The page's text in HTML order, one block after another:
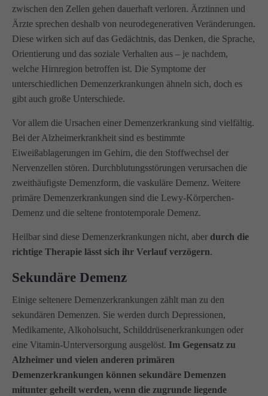
zwischen den Zellen gehen dauerhaft verloren. Ärztinnen und
Ärzte sprechen deshalb von neurodegenerativen Veränderungen.
Diese wirken sich auf das Gedächtnis, das Denken, die Sprache,
Orientierung und das soziale Verhalten aus – je nachdem,
welche Hirnregion betroffen ist. Die Symptome der
unterschiedlichen Demenzerkrankungen ähneln sich, doch es
gibt auch große Unterschiede.
Vor allem die Ursachen einer Demenzerkrankung sind vielfältig.
Bei der Alzheimerkrankheit sind es bestimmte
Eiweißablagerungen im Gehirn, die den Stoffwechsel der
Nervenzellen stören. Durchblutungsstörungen verursachen die
zweithäufigste Demenzform, die vaskuläre Demenz. Weitere
primäre Demenzerkrankungen sind die Lewy-Körperchen-
Demenz und die seltene frontotemporale Demenz.
Heilbar sind diese Demenzerkrankungen nicht, aber durch die
richtige Therapie lässt sich ihr Verlauf verzögern.
Sekundäre Demenz
Einige seltenere Demenzerkrankungen zählt man zu den
sekundären Demenzen. Sie werden durch Depressionen,
Medikamente, Alkoholsucht, Schilddrüsenerkrankungen oder
eine Vitamin-Unterversorgung ausgelöst. Im Gegensatz zu
Alzheimer und vielen anderen primären
Demenzerkrankungen können sekundäre Demenzen
mitunter geheilt werden, wenn die zugrunde liegende